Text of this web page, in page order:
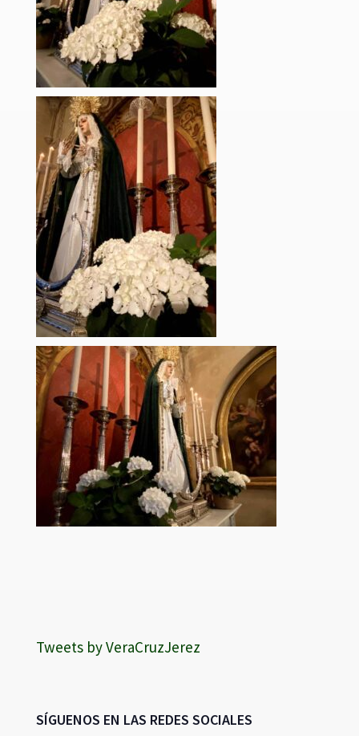
Tweets by VeraCruzJerez
SÍGUENOS EN LAS REDES SOCIALES